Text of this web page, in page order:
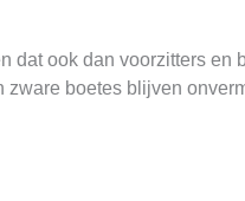
dat ook dan voorzitters en
boetes blijven